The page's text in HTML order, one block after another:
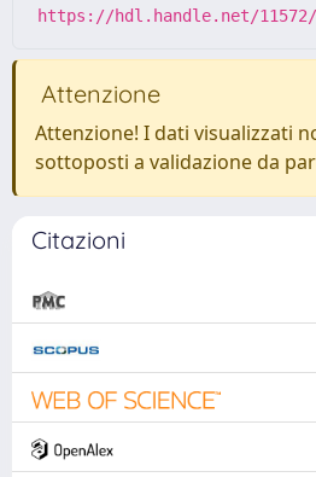
https://hdl.handle.net/11572/
Attenzione
Attenzione! I dati visualizzati
sottoposti a validazione da
Citazioni